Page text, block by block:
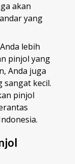
akan
yang
lebih
pinjol yang
Anda juga
sangat kecil.
pinjol